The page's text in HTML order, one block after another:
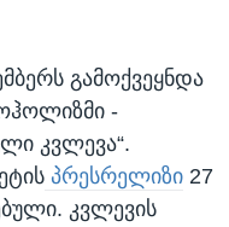
გამოქვეყნდა
-
კვლევა“.
პრესრელიზი 27
კვლევის